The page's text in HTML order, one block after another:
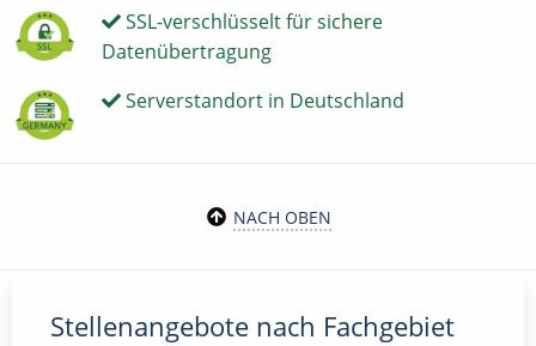
SSL-verschlüsselt für sichere
Datenübertragung
Serverstandort in Deutschland
NACH OBEN
Stellenangebote nach Fachgebiet